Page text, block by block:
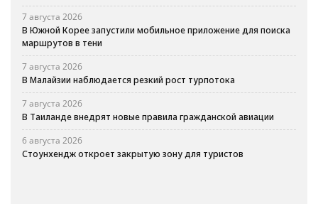
7 августа 2026
В Южной Корее запустили мобильное приложение для поиска
маршрутов в тени
7 августа 2026
В Малайзии наблюдается резкий рост турпотока
7 августа 2026
В Таиланде внедрят новые правила гражданской авиации
6 августа 2026
Стоунхендж откроет закрытую зону для туристов